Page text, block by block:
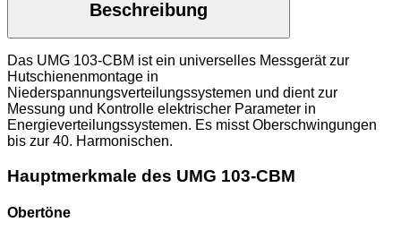
Beschreibung
Das UMG 103-CBM ist ein universelles Messgerät zur
Hutschienenmontage in
Niederspannungsverteilungssystemen und dient zur
Messung und Kontrolle elektrischer Parameter in
Energieverteilungssystemen. Es misst Oberschwingungen
bis zur 40. Harmonischen.
Hauptmerkmale des UMG 103-CBM
Obertöne